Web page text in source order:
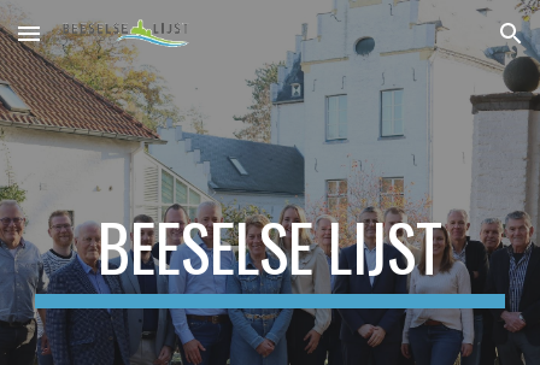
Skip to main content Skip to navigation
BEESELSE LIJST